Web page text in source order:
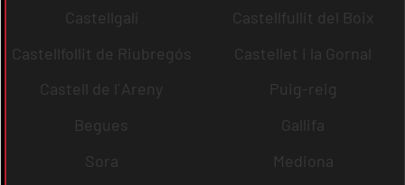
Castellgalí
Castellfullit del Boix
Castellfollit de Riubregós
Castellet i la Gornal
Castell de l´Areny
Puig-reig
Begues
Gallifa
Sora
Mediona